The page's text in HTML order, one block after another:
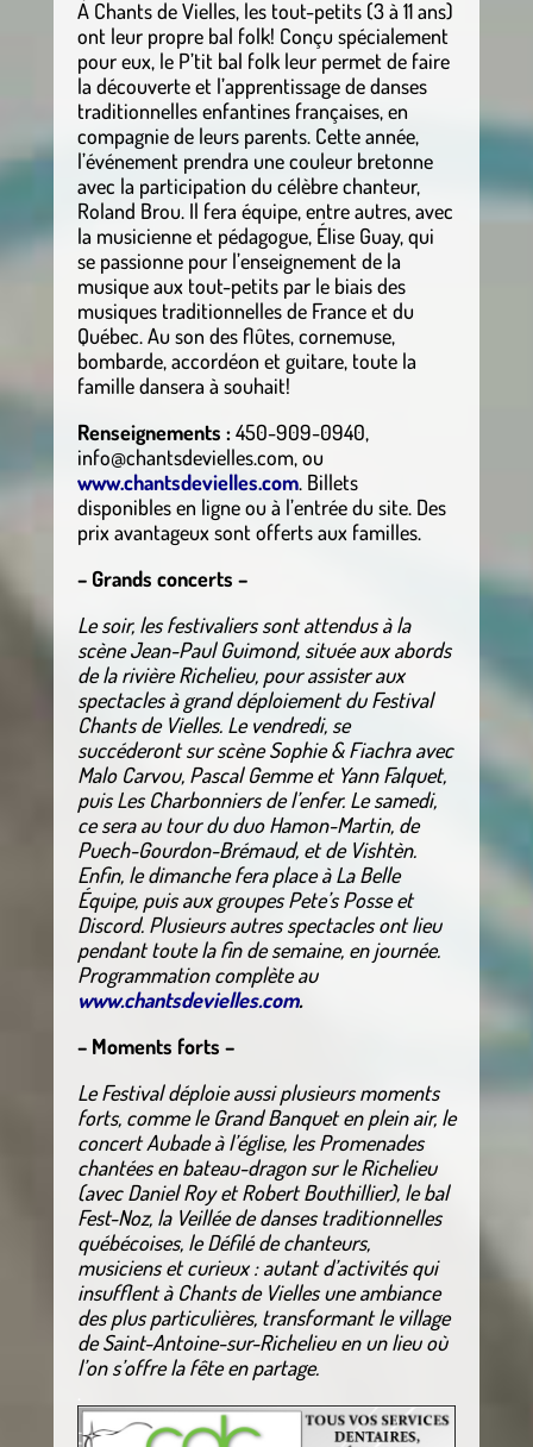
À Chants de Vielles, les tout-petits (3 à 11 ans)
ont leur propre bal folk! Conçu spécialement
pour eux, le P’tit bal folk leur permet de faire
la découverte et l’apprentissage de danses
traditionnelles enfantines françaises, en
compagnie de leurs parents. Cette année,
l’événement prendra une couleur bretonne
avec la participation du célèbre chanteur,
Roland Brou. Il fera équipe, entre autres, avec
la musicienne et pédagogue, Élise Guay, qui
se passionne pour l’enseignement de la
musique aux tout-petits par le biais des
musiques traditionnelles de France et du
Québec. Au son des flûtes, cornemuse,
bombarde, accordéon et guitare, toute la
famille dansera à souhait!
Renseignements :450-909-0940,
info@chantsdevielles.com, ou
www.chantsdevielles.com. Billets
disponibles en ligne ou à l’entrée du site. Des
prix avantageux sont offerts aux familles.
– Grands concerts –
Le soir, les festivaliers sont attendus à la
scène Jean-Paul Guimond, située aux abords
de la rivière Richelieu, pour assister aux
spectacles à grand déploiement du Festival
Chants de Vielles. Le vendredi, se
succéderont sur scène Sophie & Fiachra avec
Malo Carvou, Pascal Gemme et Yann Falquet,
puis Les Charbonniers de l’enfer. Le samedi,
ce sera au tour du duo Hamon-Martin, de
Puech-Gourdon-Brémaud, et de Vishtèn.
Enfin, le dimanche fera place à La Belle
Équipe, puis aux groupes Pete’s Posse et
Discord. Plusieurs autres spectacles ont lieu
pendant toute la fin de semaine, en journée.
Programmation complète au
www.chantsdevielles.com.
– Moments forts –
Le Festival déploie aussi plusieurs moments
forts, comme le Grand Banquet en plein air, le
concert Aubade à l’église, les Promenades
chantées en bateau-dragon sur le Richelieu
(avec Daniel Roy et Robert Bouthillier), le bal
Fest-Noz, la Veillée de danses traditionnelles
québécoises, le Défilé de chanteurs,
musiciens et curieux : autant d’activités qui
insufflent à Chants de Vielles une ambiance
des plus particulières, transformant le village
de Saint-Antoine-sur-Richelieu en un lieu où
l’on s’offre la fête en partage.